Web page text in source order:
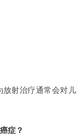
放射治疗通常会对儿
症？